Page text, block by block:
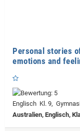
Personal stories
emotions and
Englisch Kl. 9,
Australien, Englisch,